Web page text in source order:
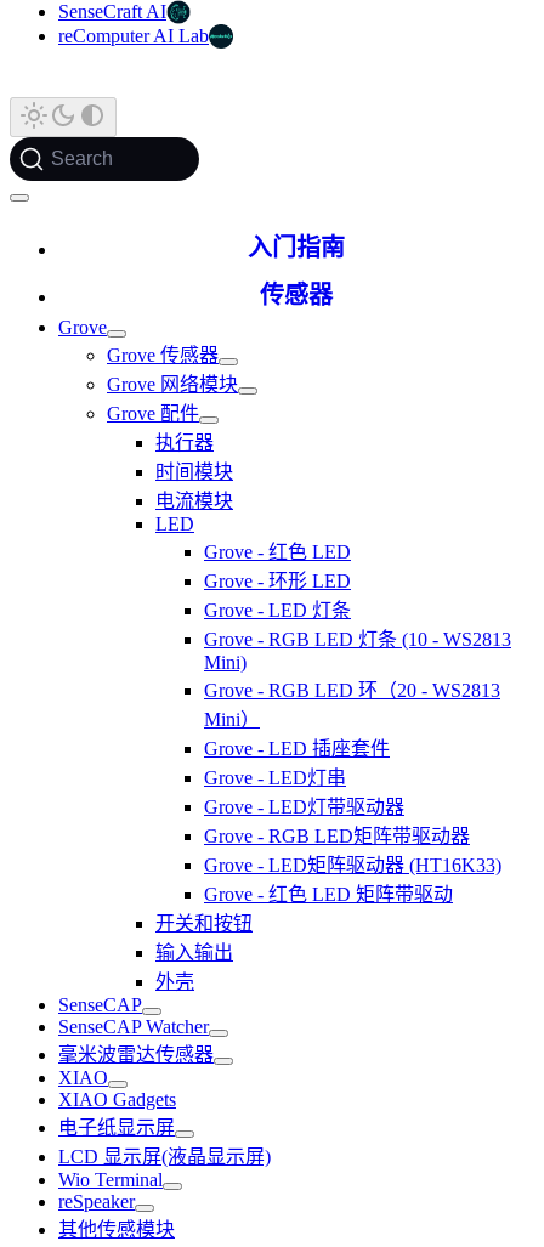
SenseCraft AI
reComputer AI Lab
Search
入门指南
传感器
Grove
Grove 传感器
Grove 网络模块
Grove 配件
执行器
时间模块
电流模块
LED
Grove - 红色 LED
Grove - 环形 LED
Grove - LED 灯条
Grove - RGB LED 灯条 (10 - WS2813
Mini)
Grove - RGB LED 环（20 - WS2813
Mini）
Grove - LED 插座套件
Grove - LED灯串
Grove - LED灯带驱动器
Grove - RGB LED矩阵带驱动器
Grove - LED矩阵驱动器 (HT16K33)
Grove - 红色 LED 矩阵带驱动
开关和按钮
输入输出
外壳
SenseCAP
SenseCAP Watcher
毫米波雷达传感器
XIAO
XIAO Gadgets
电子纸显示屏
LCD 显示屏(液晶显示屏)
Wio Terminal
reSpeaker
其他传感模块